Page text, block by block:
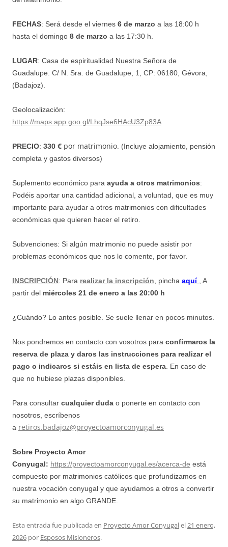
FECHAS: Será desde el viernes 6 de marzo a las 18:00 h
hasta el domingo 8 de marzo a las 17:30 h.
LUGAR: Casa de espiritualidad Nuestra Señora de
Guadalupe. C/ N. Sra. de Guadalupe, 1, CP: 06180, Gévora,
(Badajoz).
Geolocalización:
https://maps.app.goo.gl/LhqJse6HAcU3Zp83A
PRECIO: 330 € por matrimonio. (Incluye alojamiento, pensión
completa y gastos diversos)
Suplemento económico para ayuda a otros matrimonios:
Podéis aportar una cantidad adicional, a voluntad, que es muy
importante para ayudar a otros matrimonios con dificultades
económicas que quieren hacer el retiro.
Subvenciones: Si algún matrimonio no puede asistir por
problemas económicos que nos lo comente, por favor.
INSCRIPCIÓN: Para realizar la inscripción , pincha aquí
, A
partir del miércoles 21 de enero a las 20:00 h
¿Cuándo? Lo antes posible. Se suele llenar en pocos minutos.
Nos pondremos en contacto con vosotros para confirmaros la
reserva de plaza y daros las instrucciones para realizar el
pago o indicaros si estáis en lista de espera . En caso de
que no hubiese plazas disponibles.
Para consultar cualquier duda o ponerte en contacto con
nosotros, escríbenos
a retiros.badajoz@proyectoamorconyugal.es
Sobre Proyecto Amor
Conyugal: https://proyectoamorconyugal.es/acerca-de está
compuesto por matrimonios católicos que profundizamos en
nuestra vocación conyugal y que ayudamos a otros a convertir
su matrimonio en algo GRANDE.
Esta entrada fue publicada en Proyecto Amor Conyugalel21 enero,
2026 por Esposos Misioneros.